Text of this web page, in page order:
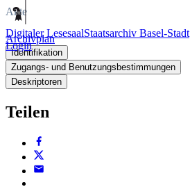
Digitaler LesesaalStaatsarchiv Basel-Stadt
Login
Akte
Archivplan
Identifikation
Zugangs- und Benutzungsbestimmungen
Deskriptoren
Teilen